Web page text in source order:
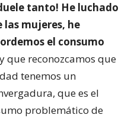
tanto! He luchado
las mujeres, he
el consumo
que reconozcamos que
tenemos un
que es el
problemático de